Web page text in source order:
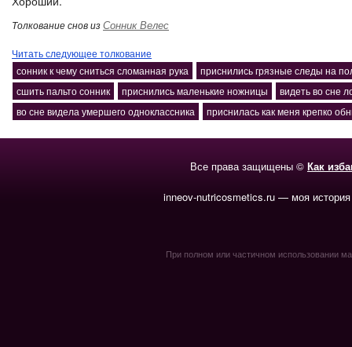
Толкование снов изСонник Велес
Читать следующее толкование
сонник к чему сниться сломанная рука
приснились грязные следы на
сшить пальто сонник
приснились маленькие ножницы
видеть во сне
во сне видела умершего одноклассника
приснилась как меня крепко
Все права защищены © Как
inneov-nutricosmetics.ru — моя
При полном или частичном использовании